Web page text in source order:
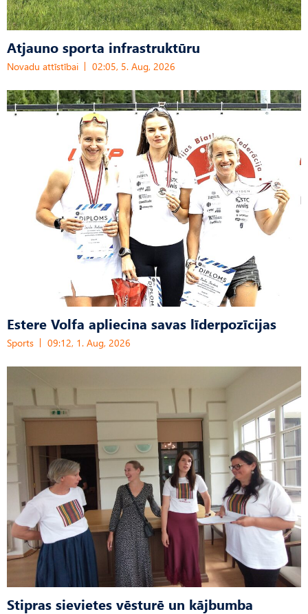
Atjauno sporta infrastruktūru
Novadu attīstībai 02:05, 5. Aug, 2026
Estere Volfa apliecina savas līderpozīcijas
Sports 09:12, 1. Aug, 2026
Stipras sievietes vēsturē un kājbumba